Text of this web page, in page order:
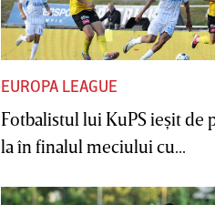
EUROPA LEAGUE
Fotbalistul lui KuPS ieşit de
la în finalul meciului cu...